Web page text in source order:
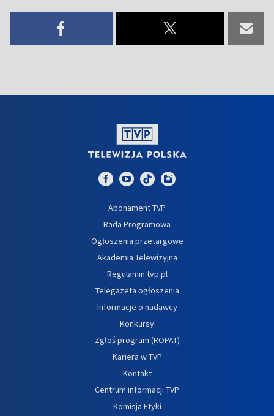
Abonament TVP
Rada Programowa
Ogłoszenia przetargowe
Akademia Telewizyjna
Regulamin tvp.pl
Telegazeta ogłoszenia
Informacje o nadawcy
Konkursy
Zgłoś program (ROPAT)
Kariera w TVP
Kontakt
Centrum informacji TVP
Komisja Etyki